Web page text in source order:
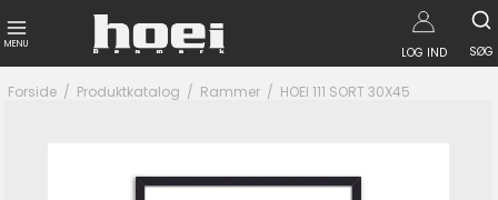
LOG IND SØG
MENU
Forside / Produktkatalog / Rammer / HOEI 111 SORT 30X45